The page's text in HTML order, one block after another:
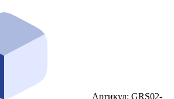
Артикул: GRS02-